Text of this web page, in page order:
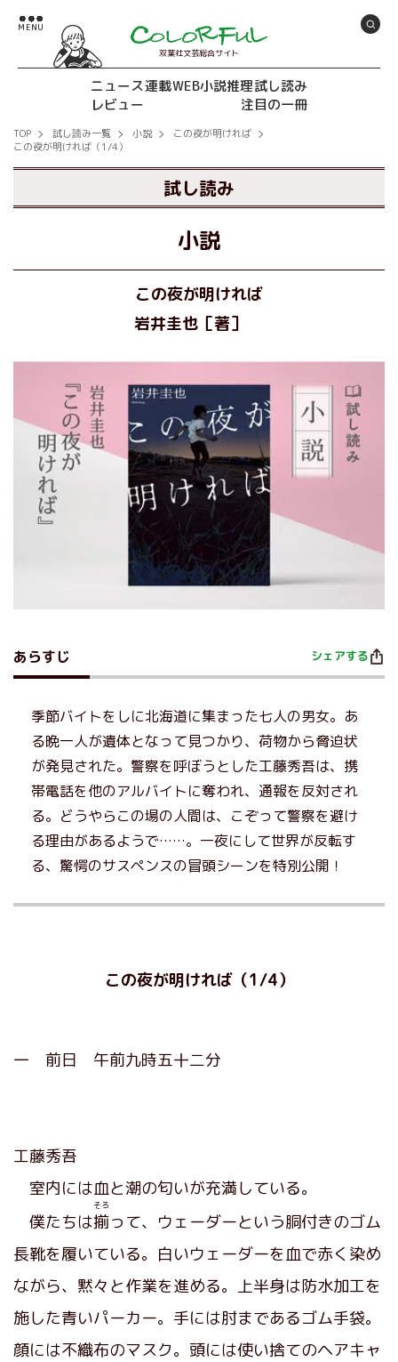
双葉社文芸総合サイト
ニュース連載WEB小説推理試し読み
レビュー
注目の一冊
TOP 試し読み一覧 小説
この夜が明ければ
この夜が明ければ（1/4）
試し読み
小説
この夜が明ければ
岩井圭也［著］
あらすじ シェアする
季節バイトをしに北海道に集まった七人の男女。あ
る晩一人が遺体となって見つかり、荷物から脅迫状
が発見された。警察を呼ぼうとした工藤秀吾は、携
帯電話を他のアルバイトに奪われ、通報を反対され
る。どうやらこの場の人間は、こぞって警察を避け
る理由があるようで……。一夜にして世界が反転す
る、驚愕のサスペンスの冒頭シーンを特別公開！
この夜が明ければ（1/4）
一 前日 午前九時五十二分
工藤秀吾
室内には血と潮の匂いが充満している。
僕たちは揃
そろ
って、ウェーダーという胴付きのゴム
長靴を履いている。白いウェーダーを血で赤く染め
ながら、黙々と作業を進める。上半身は防水加工を
施した青いパーカー。手には肘まであるゴム手袋。
顔には不織布のマスク。頭には使い捨てのヘアキャ